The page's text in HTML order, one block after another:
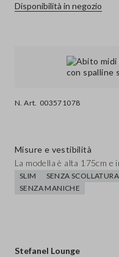
N. Art. 003571078
Disponibilità in negozio
Misure e vestibilità
La modella è alta 175cm e
SLIM SENZA SCOLLATURA
SENZA MANICHE
Stefanel Lounge